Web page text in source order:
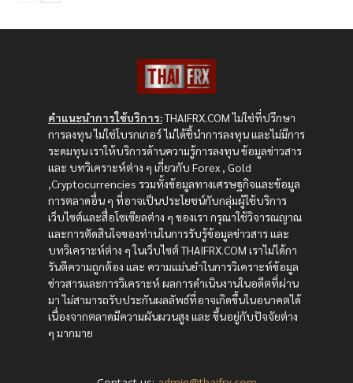
คำแนะนำการใช้บริการ:THAIFRX.COM ไม่ใช่ที่ปรึกษา
การลงทุน ไม่ใช่โบรกเกอร์ ไม่ได้ชี้นำการลงทุน และไม่มีการ
ระดมทุน เราให้บริการด้านความรู้การลงทุน ข้อมูลข่าวสาร
และ บทวิเคราะห์ต่าง ๆ เกี่ยวกับ Forex , Gold
,Cryptocurrencies รวมทั้งข้อมูลทางเศรษฐกิจและข้อมูล
การตลาดอื่น ๆ ที่อาจเป็นประโยชน์กับกลุ่มผู้ใช้บริการ
เว็บไซต์และสื่อโซเซียลต่าง ๆ ของเรา กรุณาใช้วิจารณญาณ
และการตัดสินใจของท่านในการรับรู้ข้อมูลข่าวสาร และ
บทวิเคราะห์ต่าง ๆ ในเว็บไซต์ THAIFRX.COM เราไม่ได้กา
รันตีความถูกต้อง และ ความแม่นยำในการวิเคราะห์ข้อมูล
ข่าวสารและการวิเคราะห์ ผลการดำเนินงานในอดีตที่ผ่าน
มา ไม่สามารถรับประกันผลลัพธ์ที่อาจเกิดขึ้นในอนาคตได้
เนื่องจากตลาดมีความผันผวนสูง และ ขึ้นอยู่กับปัจจัยต่าง
ๆ มากมาย